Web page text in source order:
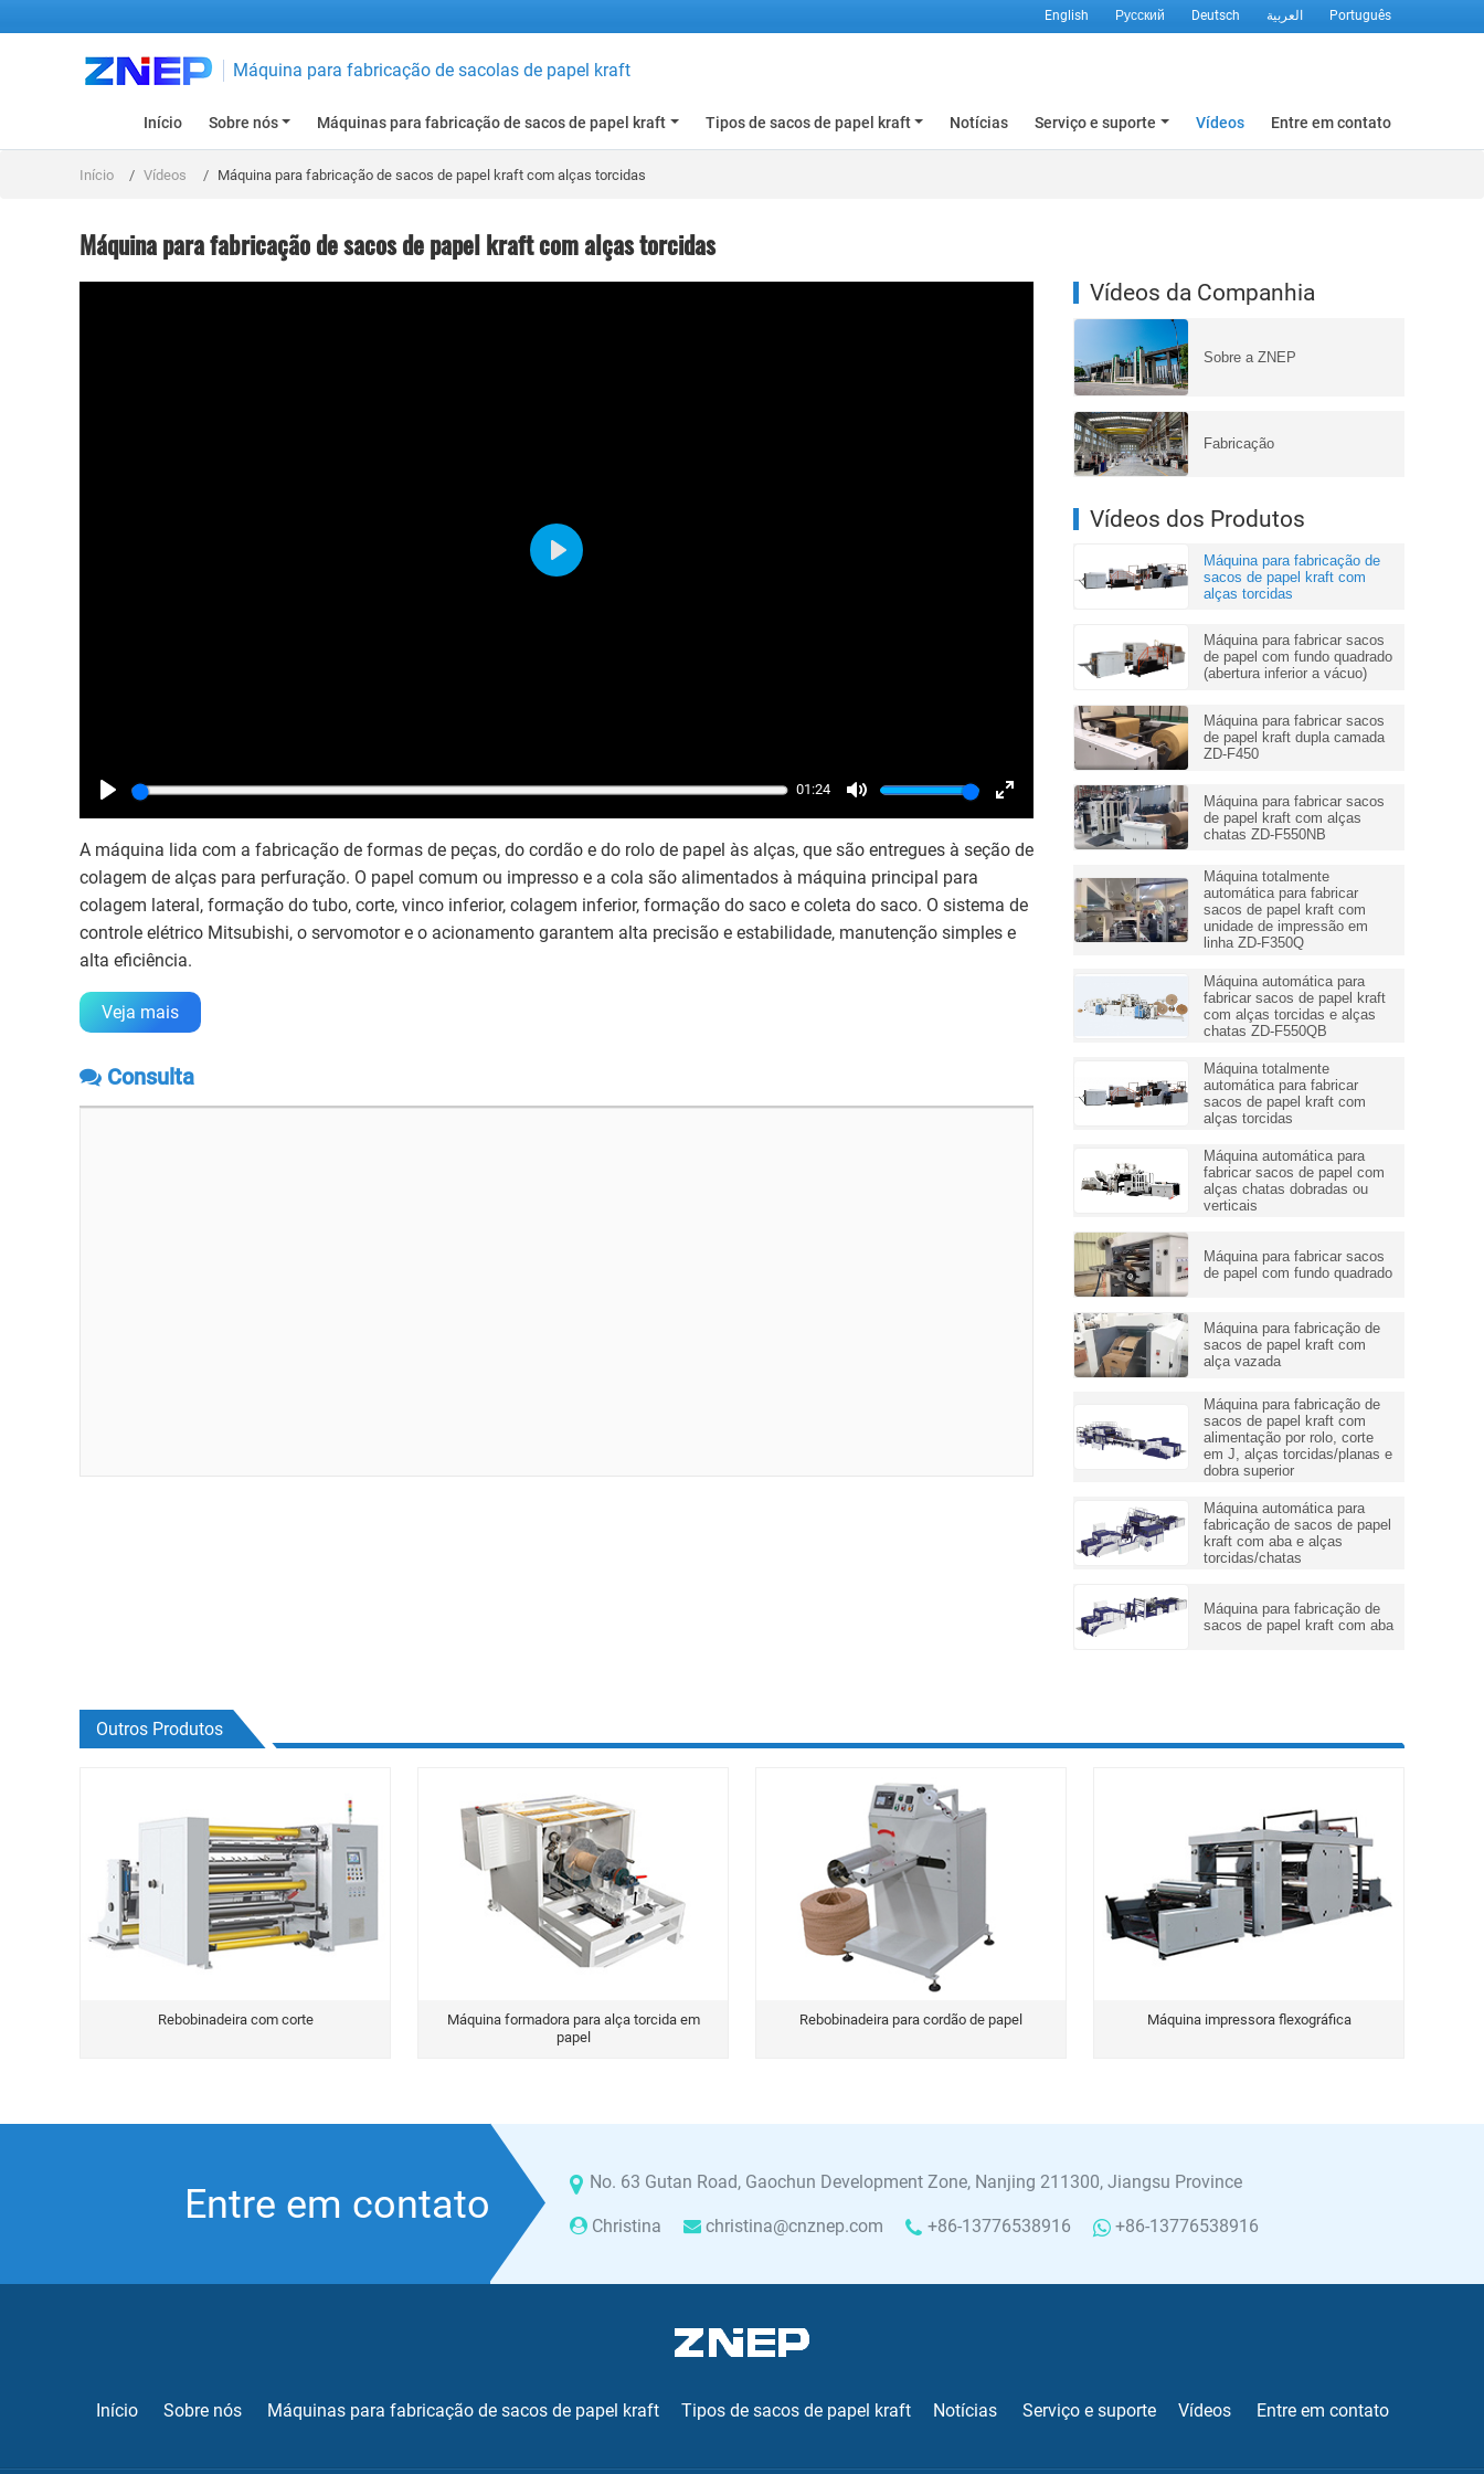
English Русский Deutsch العربية Português
Máquina para fabricação de sacolas de papel kraft
Início Sobre nós Máquinas para fabricação de sacos de papel kraft Tipos de sacos de papel kraft Notícias Serviço e suporte Vídeos Entre em contato
Início Vídeos Máquina para fabricação de sacos de papel kraft com alças torcidas
Máquina para fabricação de sacos de papel kraft com alças torcidas
Play
01:24
Mute
Enter
fullscreen
Play
A máquina lida com a fabricação de formas de peças, do cordão e do rolo de papel às alças, que são entregues à seção de
colagem de alças para perfuração. O papel comum ou impresso e a cola são alimentados à máquina principal para
colagem lateral, formação do tubo, corte, vinco inferior, colagem inferior, formação do saco e coleta do saco. O sistema de
controle elétrico Mitsubishi, o servomotor e o acionamento garantem alta precisão e estabilidade, manutenção simples e
alta eficiência.
Veja mais
Consulta
Vídeos da Companhia
Sobre a ZNEP
Fabricação
Vídeos dos Produtos
Máquina para fabricação de
sacos de papel kraft com
alças torcidas
Máquina para fabricar sacos
de papel com fundo quadrado
(abertura inferior a vácuo)
Máquina para fabricar sacos
de papel kraft dupla camada
ZD-F450
Máquina para fabricar sacos
de papel kraft com alças
chatas ZD-F550NB
Máquina totalmente
automática para fabricar
sacos de papel kraft com
unidade de impressão em
linha ZD-F350Q
Máquina automática para
fabricar sacos de papel kraft
com alças torcidas e alças
chatas ZD-F550QB
Máquina totalmente
automática para fabricar
sacos de papel kraft com
alças torcidas
Máquina automática para
fabricar sacos de papel com
alças chatas dobradas ou
verticais
Máquina para fabricar sacos
de papel com fundo quadrado
Máquina para fabricação de
sacos de papel kraft com
alça vazada
Máquina para fabricação de
sacos de papel kraft com
alimentação por rolo, corte
em J, alças torcidas/planas e
dobra superior
Máquina automática para
fabricação de sacos de papel
kraft com aba e alças
torcidas/chatas
Máquina para fabricação de
sacos de papel kraft com aba
Outros Produtos
Rebobinadeira com corte
Máquina formadora para alça torcida em
papel
Rebobinadeira para cordão de papel Máquina impressora flexográfica
Entre em contato No. 63 Gutan Road, Gaochun Development Zone, Nanjing 211300, Jiangsu Province
Christina christina@cnznep.com +86-13776538916 +86-13776538916
Início Sobre nós Máquinas para fabricação de sacos de papel kraft Tipos de sacos de papel kraft Notícias Serviço e suporte Vídeos Entre em contato